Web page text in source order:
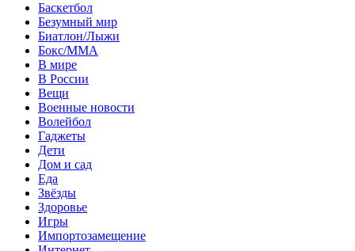
Баскетбол
Безумный мир
Биатлон/Лыжи
Бокс/MMA
В мире
В России
Вещи
Военные новости
Волейбол
Гаджеты
Дети
Дом и сад
Еда
Звёзды
Здоровье
Игры
Импортозамещение